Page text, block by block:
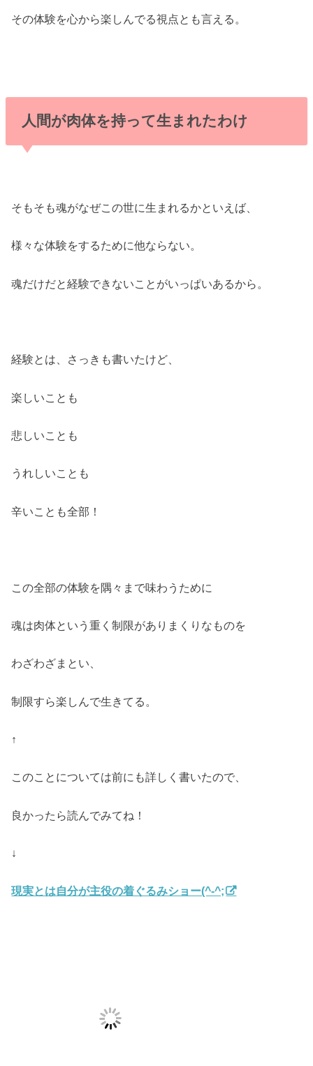
その体験を心から楽しんでる視点とも言える。
人間が肉体を持って生まれたわけ
そもそも魂がなぜこの世に生まれるかといえば、
様々な体験をするために他ならない。
魂だけだと経験できないことがいっぱいあるから。
経験とは、さっきも書いたけど、
楽しいことも
悲しいことも
うれしいことも
辛いことも全部！
この全部の体験を隅々まで味わうために
魂は肉体という重く制限がありまくりなものを
わざわざまとい、
制限すら楽しんで生きてる。
↑
このことについては前にも詳しく書いたので、
良かったら読んでみてね！
↓
現実とは自分が主役の着ぐるみショー(^-^;